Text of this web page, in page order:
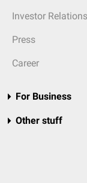
Investor Relations
Press
Career
For Business
Other stuff